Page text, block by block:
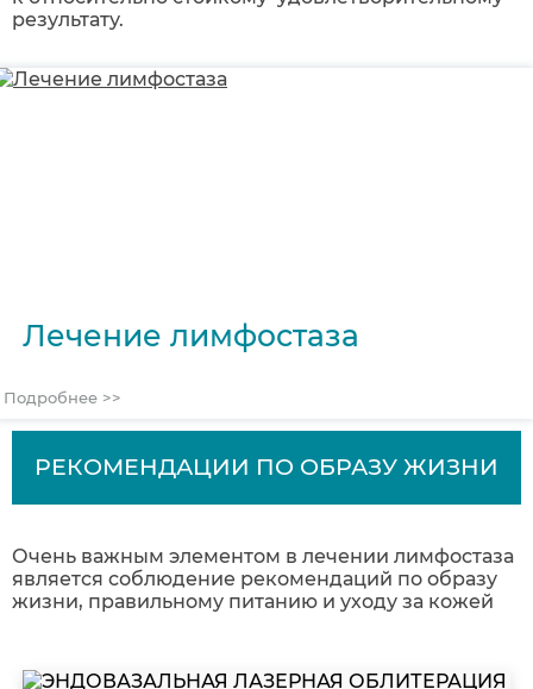
результату.
Лечение лимфостаза
Подробнее >>
РЕКОМЕНДАЦИИ ПО ОБРАЗУ ЖИЗНИ
Очень важным элементом в лечении лимфостаза
является соблюдение рекомендаций по образу
жизни, правильному питанию и уходу за кожей